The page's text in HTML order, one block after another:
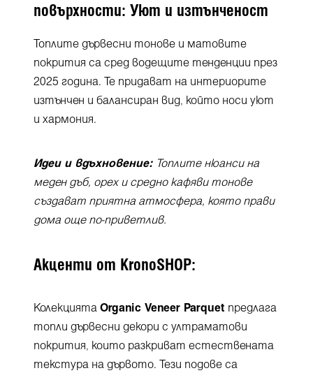
повърхности: Уют и изтънченост
Топлите дървесни тонове и матовите
покрития са сред водещите тенденции през
2025 година. Те придават на интериорите
изтънчен и балансиран вид, който носи уют
и хармония.
Идеи и вдъхновение: Топлите нюанси на
меден дъб, орех и средно кафяви тонове
създават приятна атмосфера, която прави
дома още по-приветлив.
Акценти от KronoSHOP:
Колекцията Organic Veneer Parquet предлага
топли дървесни декори с ултраматови
покрития, които разкриват естествената
текстура на дървото. Тези подове са